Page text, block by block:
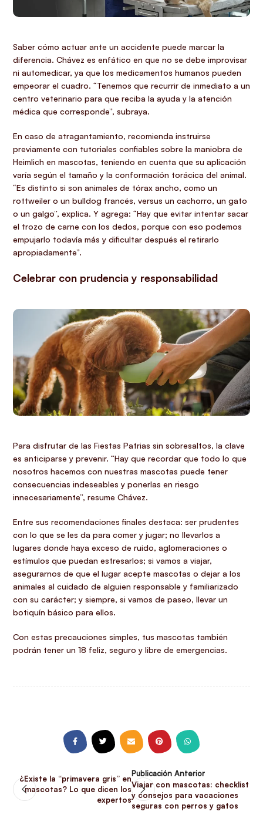
Saber cómo actuar ante un accidente puede marcar la
diferencia. Chávez es enfático en que no se debe improvisar
ni automedicar, ya que los medicamentos humanos pueden
empeorar el cuadro. “Tenemos que recurrir de inmediato a un
centro veterinario para que reciba la ayuda y la atención
médica que corresponde”, subraya.
En caso de atragantamiento, recomienda instruirse
previamente con tutoriales confiables sobre la maniobra de
Heimlich en mascotas, teniendo en cuenta que su aplicación
varía según el tamaño y la conformación torácica del animal.
“Es distinto si son animales de tórax ancho, como un
rottweiler o un bulldog francés, versus un cachorro, un gato
o un galgo”, explica. Y agrega: “Hay que evitar intentar sacar
el trozo de carne con los dedos, porque con eso podemos
empujarlo todavía más y dificultar después el retirarlo
apropiadamente”.
Celebrar con prudencia y responsabilidad
Para disfrutar de las Fiestas Patrias sin sobresaltos, la clave
es anticiparse y prevenir. “Hay que recordar que todo lo que
nosotros hacemos con nuestras mascotas puede tener
consecuencias indeseables y ponerlas en riesgo
innecesariamente”, resume Chávez.
Entre sus recomendaciones finales destaca: ser prudentes
con lo que se les da para comer y jugar; no llevarlos a
lugares donde haya exceso de ruido, aglomeraciones o
estímulos que puedan estresarlos; si vamos a viajar,
asegurarnos de que el lugar acepte mascotas o dejar a los
animales al cuidado de alguien responsable y familiarizado
con su carácter; y siempre, si vamos de paseo, llevar un
botiquín básico para ellos.
Con estas precauciones simples, tus mascotas también
podrán tener un 18 feliz, seguro y libre de emergencias.
¿Existe la “primavera gris” en
mascotas? Lo que dicen los
expertos
Publicación Anterior
Viajar con mascotas: checklist
y consejos para vacaciones
seguras con perros y gatos